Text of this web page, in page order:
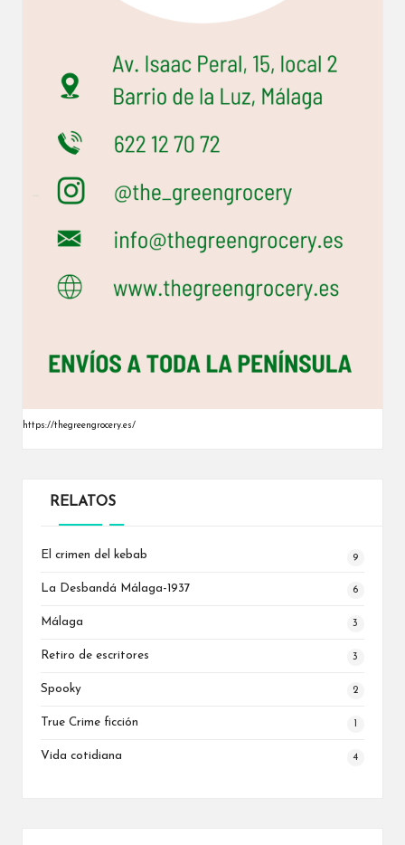
https://thegreengrocery.es/
RELATOS
El crimen del kebab 9
La Desbandá Málaga-1937 6
Málaga 3
Retiro de escritores 3
Spooky 2
True Crime ficción
Vida cotidiana 4